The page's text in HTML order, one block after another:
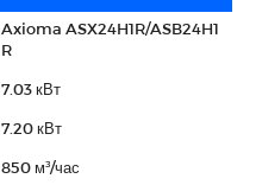
Axioma ASX24H1R/ASB24H1
R
7.03 кВт
7.20 кВт
850 м³/час